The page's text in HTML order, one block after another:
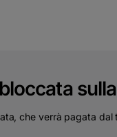
che verrà pagata dal